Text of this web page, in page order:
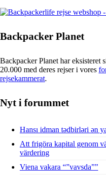
Backpacker Planet
Backpacker Planet har eksisteret
20.000 med deres rejser i vores
rejsekammerat.
Nyt i forummet
Hansı idman tədbirləri ən
Att frigöra kapital genom
värdering
Viena vakara “”vavsda””